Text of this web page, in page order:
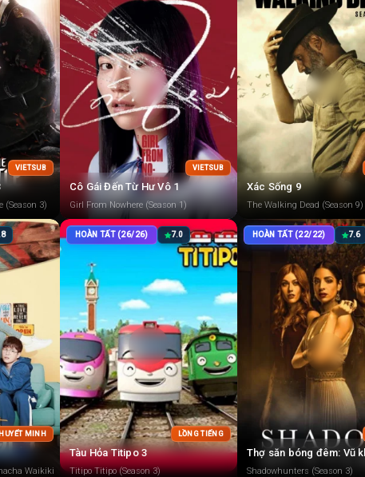
VIETSUB
(Season 3)
VIETSUB
Cô Gái Đến Từ Hư Vô 1
Girl From Nowhere (Season 1)
Xác Sống 9
The Walking Dead (Season 9)
MINH
Waikiki
HOÀN TẤT (26/26) 7.0
LỒNG TIẾNG
Tàu Hỏa Titipo 3
Titipo Titipo (Season 3)
HOÀN TẤT (22/22) 7.6
Shadowhunters (Season 3)